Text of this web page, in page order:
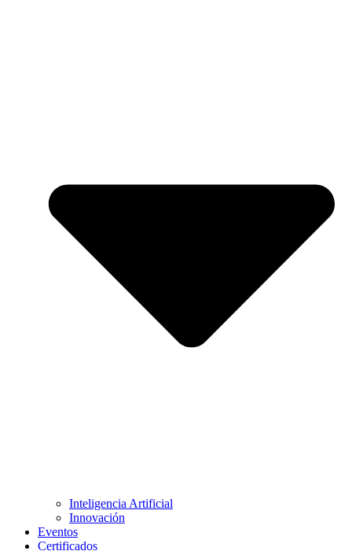
Inteligencia Artificial
Innovación
Eventos
Certificados